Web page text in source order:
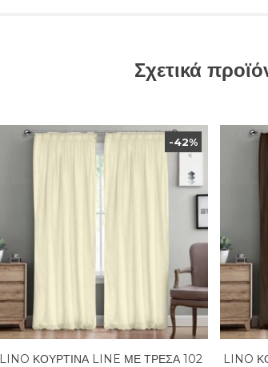
Σχετικά
-42%
LINO ΚΟΥΡΤΙΝΑ LINE ΜΕ ΤΡΕΣΑ 102
LINO